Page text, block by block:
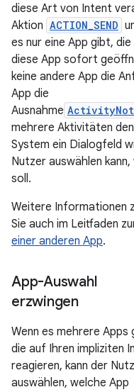
diese Art von Intent
Aktion ACTION_SEND
es nur eine App gibt,
diese App sofort
keine andere App die
App die
Ausnahme
mehrere Aktivitäten
System ein Dialogfeld
Nutzer auswählen
soll.
Weitere Informationen
Sie auch im Leitfaden
einer anderen App.
App-Auswahl
erzwingen
Wenn es mehrere Apps
die auf Ihren impliziten
reagieren, kann der
auswählen, welche App